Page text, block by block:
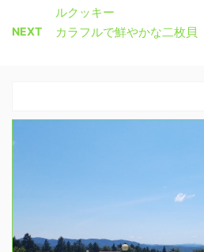
ルクッキー
NEXT カラフルで鮮やかな二枚貝